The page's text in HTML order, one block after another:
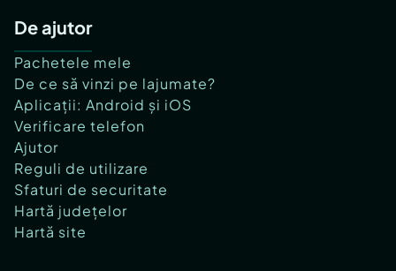
De ajutor
Pachetele mele
De ce să vinzi pe lajumate?
Aplicații: Android și iOS
Verificare telefon
Ajutor
Reguli de utilizare
Sfaturi de securitate
Hartă județelor
Hartă site